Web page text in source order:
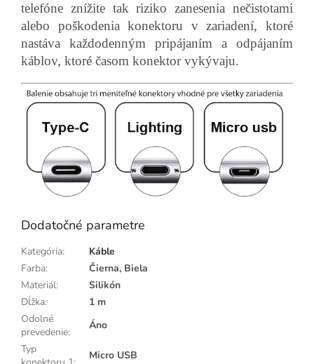
telefóne znížite tak riziko zanesenia nečistotami
alebo poškodenia konektoru v zariadení, ktoré
nastáva každodenným pripájaním a odpájaním
káblov, ktoré časom konektor vykývaju.
Dodatočné parametre
Kategória:
Káble
Farba:
Čierna, Biela
Materiál:
Silikón
Dĺžka:
1 m
Odolné
prevedenie:
Áno
Typ
Micro USB